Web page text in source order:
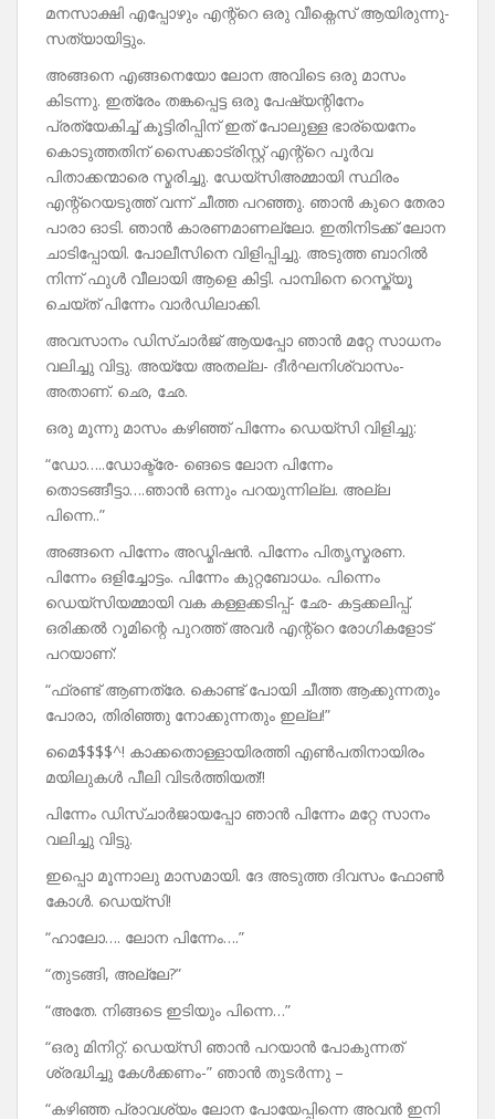
മനസാക്ഷി എപ്പോഴും എന്റ്റെ ഒരു വീക്നെസ് ആയിരുന്നു-
സത്യായിട്ടും.
അങ്ങനെ എങ്ങനെയോ ലോന അവിടെ ഒരു മാസം
കിടന്നു. ഇത്രേം തങ്കപ്പെട്ട ഒരു പേഷ്യന്റിനേം
പ്രത്യേകിച്ച് കൂട്ടിരിപ്പിന് ഇത് പോലുള്ള ഭാര്യെനേം
കൊടുത്തതിന് സൈക്കാട്രിസ്റ്റ് എന്റ്റെ പൂർവ
പിതാക്കന്മാരെ സ്മരിച്ചു. ഡേയ്സിഅമ്മായി സ്ഥിരം
എന്റ്റെയടുത്ത് വന്ന് ചീത്ത പറഞ്ഞു. ഞാൻ കുറെ തേരാ
പാരാ ഓടി. ഞാൻ കാരണമാണല്ലോ. ഇതിനിടക്ക് ലോന
ചാടിപ്പോയി. പോലീസിനെ വിളിപ്പിച്ചു. അടുത്ത ബാറിൽ
നിന്ന് ഫുൾ വീലായി ആളെ കിട്ടി. പാമ്പിനെ റെസ്ക്യൂ
ചെയ്ത് പിന്നേം വാർഡിലാക്കി.
അവസാനം ഡിസ്ചാർജ് ആയപ്പോ ഞാൻ മറ്റേ സാധനം
വലിച്ചു വിട്ടു. അയ്യേ അതല്ല- ദീർഘനിശ്വാസം-
അതാണ്. ഛെ, ഛേ.
ഒരു മൂന്നു മാസം കഴിഞ്ഞ് പിന്നേം ഡെയ്‌സി വിളിച്ചു:
“ഡോ…..ഡോക്ട്രേ- ങെടെ ലോന പിന്നേം
തൊടങ്ങീട്ടാ….ഞാൻ ഒന്നും പറയുന്നില്ല. അല്ല
പിന്നെ..”
അങ്ങനെ പിന്നേം അഡ്മിഷൻ. പിന്നേം പിതൃസ്മരണ.
പിന്നേം ഒളിച്ചോട്ടം. പിന്നേം കുറ്റബോധം. പിന്നെം
ഡെയ്‌സിയമ്മായി വക കള്ളക്കടിപ്പ്- ഛേ- കട്ടക്കലിപ്പ്‌.
ഒരിക്കൽ റൂമിന്റെ പുറത്ത് അവർ എന്റ്റെ രോഗികളോട്
പറയാണ്:
“ഫ്രണ്ട് ആണത്രേ. കൊണ്ട് പോയി ചീത്ത ആക്കുന്നതും
പോരാ, തിരിഞ്ഞു നോക്കുന്നതും ഇല്ല!”
മൈ$$$$^! കാക്കതൊള്ളായിരത്തി എൺപതിനായിരം
മയിലുകൾ പീലി വിടർത്തിയത്!!
പിന്നേം ഡിസ്ചാർജായപ്പോ ഞാൻ പിന്നേം മറ്റേ സാനം
വലിച്ചു വിട്ടു.
ഇപ്പൊ മൂന്നാലു മാസമായി. ദേ അടുത്ത ദിവസം ഫോൺ
കോൾ. ഡെയ്‌സി!
“ഹാലോ…. ലോന പിന്നേം….”
“തുടങ്ങി, അല്ലേ?”
“അതേ. നിങ്ങടെ ഇടിയും പിന്നെ…”
“ഒരു മിനിറ്റ്. ഡെയ്‌സി ഞാൻ പറയാൻ പോകുന്നത്
ശ്രദ്ധിച്ചു കേൾക്കണം-” ഞാൻ തുടർന്നു –
“കഴിഞ്ഞ പ്രാവശ്യം ലോന പോയേപ്പിന്നെ അവൻ ഇനി